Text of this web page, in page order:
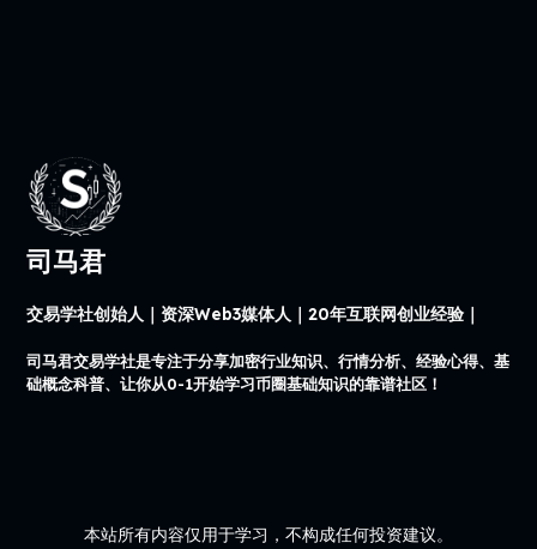
司马君
交易学社创始人｜资深Web3媒体人｜20年互联网创业经验｜
司马君交易学社是专注于分享加密行业知识、行情分析、经验心得、基
础概念科普、让你从0-1开始学习币圈基础知识的靠谱社区！
本站所有内容仅用于学习，不构成任何投资建议。